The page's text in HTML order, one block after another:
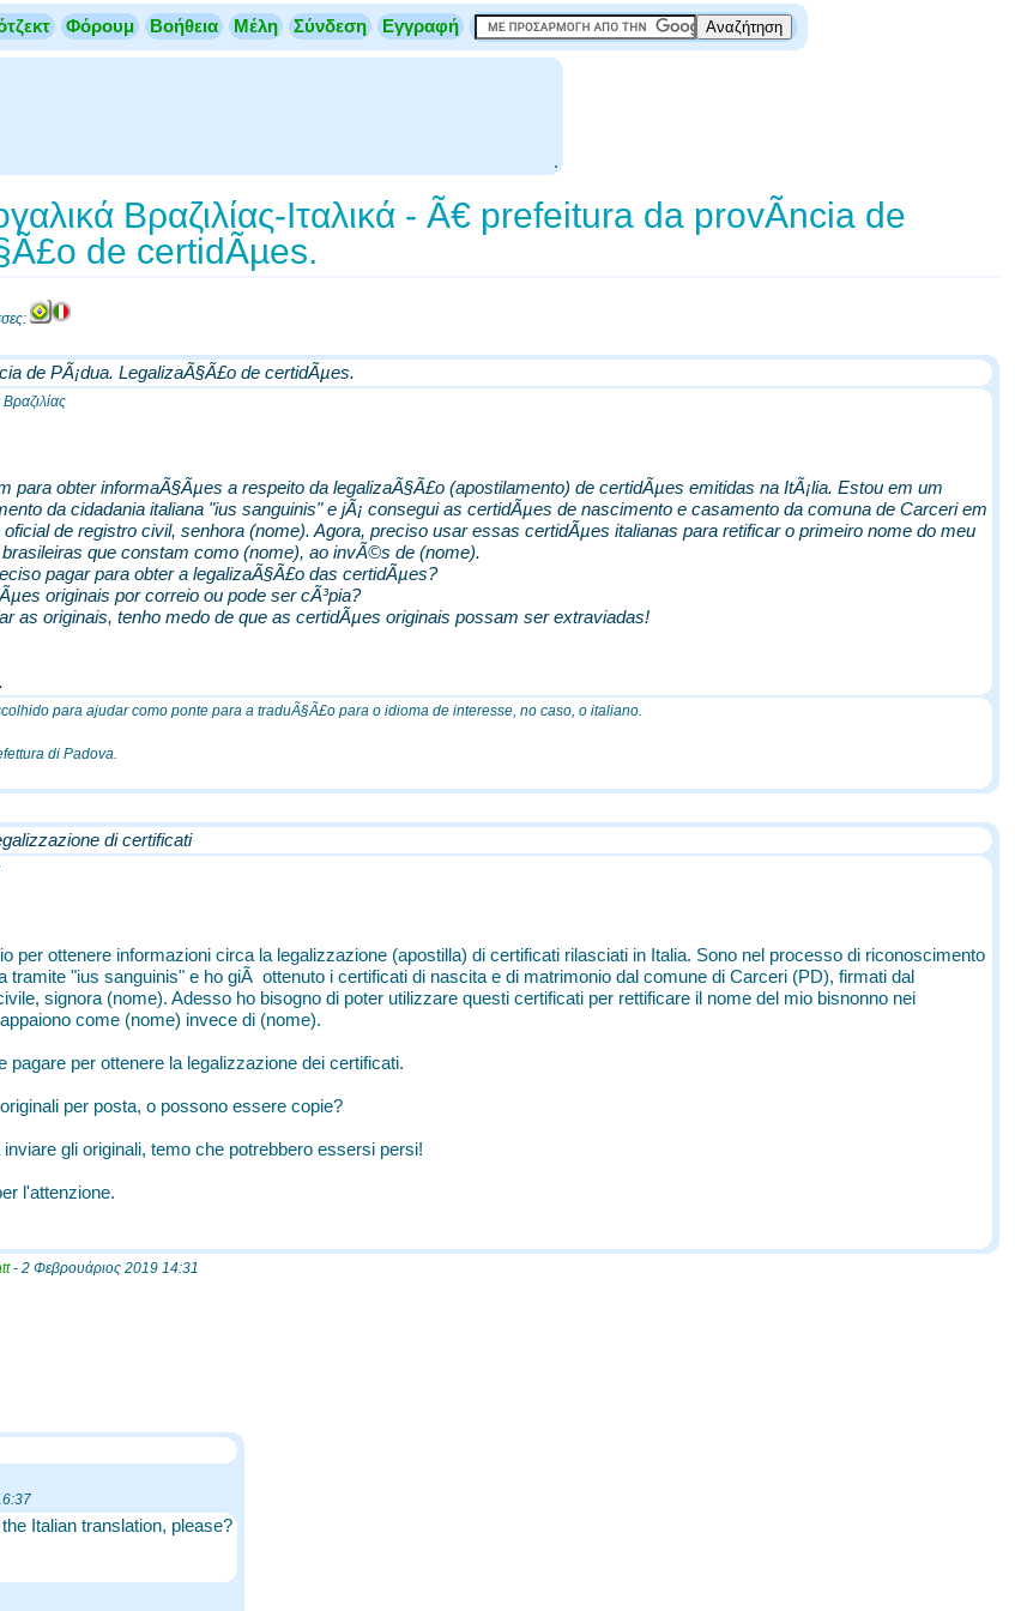
Φόρουμ Βοήθεια Μέλη Σύνδεση Εγγραφή
.
Βραζιλίας-Ιταλικά - Ã€ prefeitura da provÃ­ncia de
de certidÃµes.
de PÃ¡dua. LegalizaÃ§Ã£o de certidÃµes.
para obter informaÃ§Ãµes a respeito da legalizaÃ§Ã£o (apostilamento) de certidÃµes emitidas na ItÃ¡lia. Estou em um
da cidadania italiana "ius sanguinis" e jÃ¡ consegui as certidÃµes de nascimento e casamento da comuna de Carceri em
oficial de registro civil, senhora (nome). Agora, preciso usar essas certidÃµes italianas para retificar o primeiro nome do meu
que constam como (nome), ao invÃ©s de (nome).
pagar para obter a legalizaÃ§Ã£o das certidÃµes?
originais por correio ou pode ser cÃ³pia?
as originais, tenho medo de que as certidÃµes originais possam ser extraviadas!
para ajudar como ponte para a traduÃ§Ã£o para o idioma de interesse, no caso, o italiano.
di Padova.
di certificati
per ottenere informazioni circa la legalizzazione (apostilla) di certificati rilasciati in Italia. Sono nel processo di riconoscimento
tramite "ius sanguinis" e ho giÃ ottenuto i certificati di nascita e di matrimonio dal comune di Carceri (PD), firmati dal
signora (nome). Adesso ho bisogno di poter utilizzare questi certificati per rettificare il nome del mio bisnonno nei
come (nome) invece di (nome).
pagare per ottenere la legalizzazione dei certificati.
per posta, o possono essere copie?
gli originali, temo che potrebbero essersi persi!
l'attenzione.
- 2 Φεβρουάριος 2019 14:31
Italian translation, please?